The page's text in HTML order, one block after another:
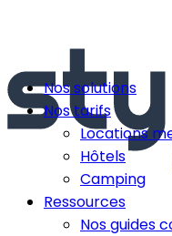
Nos solutions
Nos tarifs
Locations
Hôtels
Camping
Ressources
Nos guides